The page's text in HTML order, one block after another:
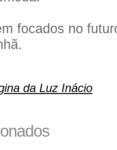
focados no
da Luz Inácio